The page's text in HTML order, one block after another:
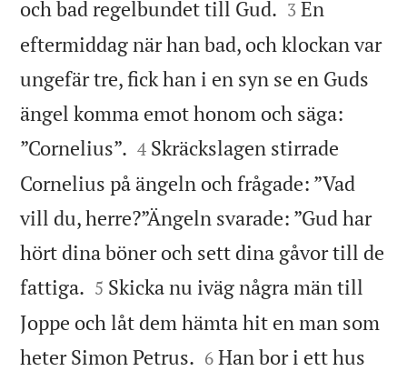
och bad regelbundet till Gud. 

3 En
eftermiddag när han bad, och klockan var
ungefär tre, fick han i en syn se en Guds
ängel komma emot honom och säga:
”Cornelius”. 

4 Skräckslagen stirrade
Cornelius på ängeln och frågade: ”Vad
vill du, herre?”Ängeln svarade: ”Gud har
hört dina böner och sett dina gåvor till de
fattiga. 

5 Skicka nu iväg några män till
Joppe och låt dem hämta hit en man som
heter Simon Petrus. 

6 Han bor i ett hus